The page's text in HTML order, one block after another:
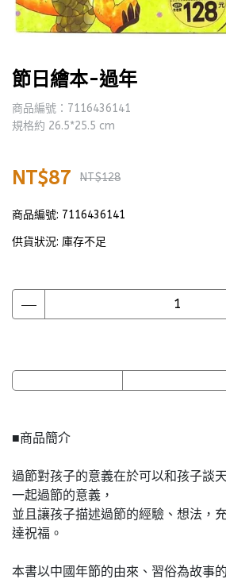
節日繪本-過年
商品編號：7116436141
規格約 26.5*25.5 cm
NT$87 NT$128
商品編號: 7116436141
供貨狀況: 庫存不足
■商品簡介
過節對孩子的意義在於可以和孩子談
一起過節的意義，
並且讓孩子描述過節的經驗、想法，
達祝福。
本書以中國年節的由來、習俗為故事